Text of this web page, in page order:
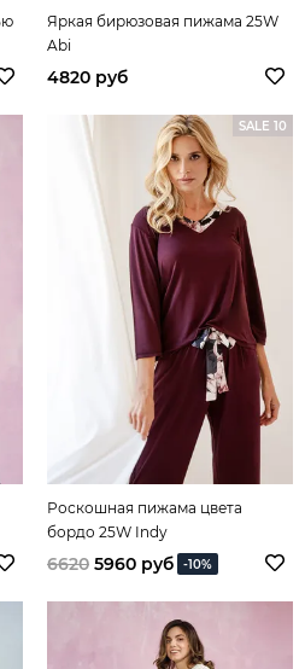
Яркая бирюзовая пижама 25W
Abi
4820 руб
SALE 10
Роскошная пижама цвета
бордо 25W Indy
6620 5960 руб -10%